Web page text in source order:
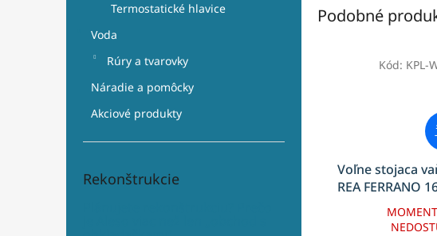
Termostatické hlavice
Voda
Rúry a tvarovky
Náradie a pomôcky
Akciové produkty
Rekonštrukcie
Podobné
Voľne stojaca
REA FERRANO
Kód: KPL-